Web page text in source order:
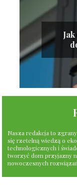
Nasza redakcja to
się rzetelną wiedzą o
technologicznych i
tworzyć dom przyjazny
nowoczesnych